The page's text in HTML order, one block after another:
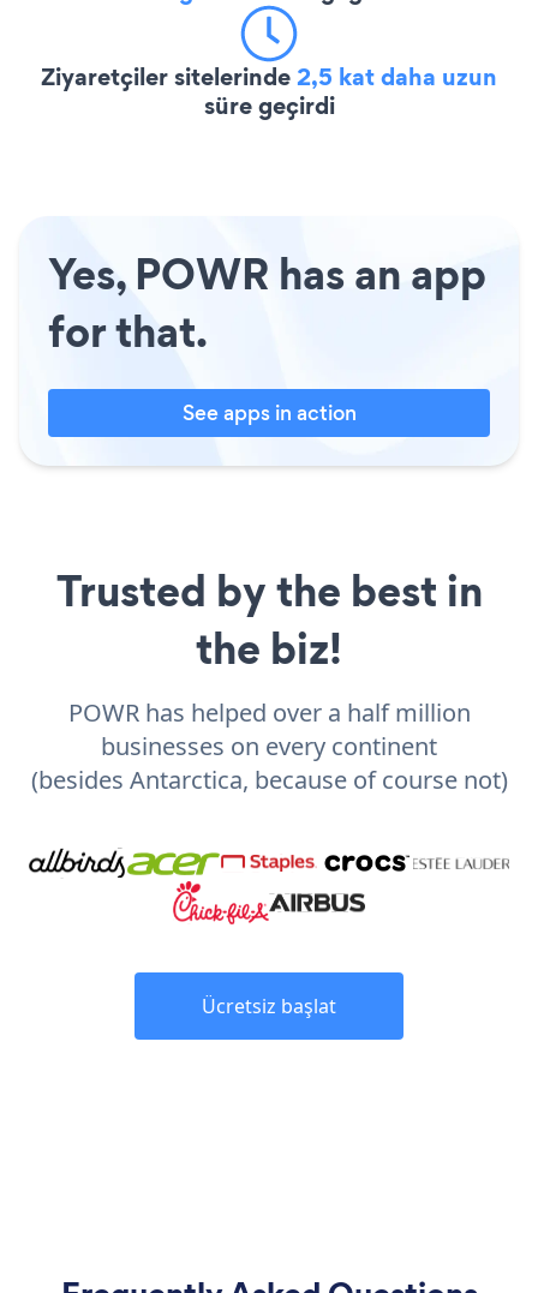
Ziyaretçiler sitelerinde2,5 kat daha uzun
süre geçirdi
Yes, POWR has an app
for that.
See apps in action
Trusted by the best in
the biz!
POWR has helped over a half million
businesses on every continent
(besides Antarctica, because of course not)
Ücretsiz başlat